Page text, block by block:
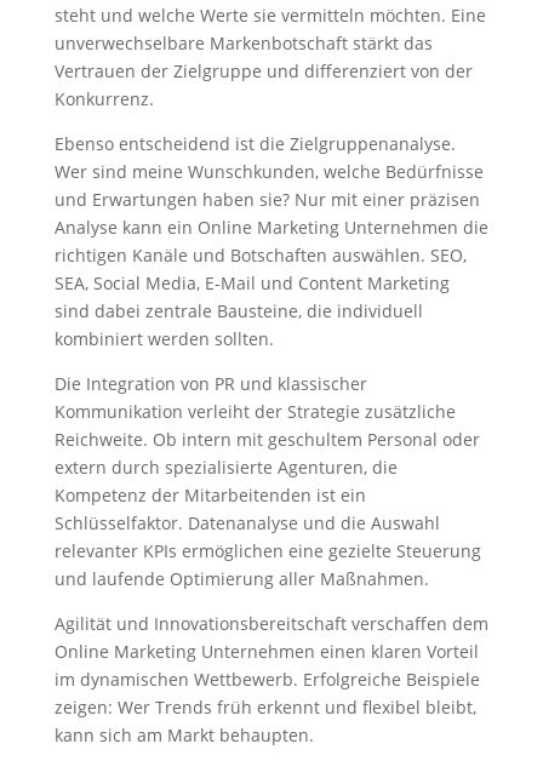
steht und welche Werte sie vermitteln möchten. Eine
unverwechselbare Markenbotschaft stärkt das
Vertrauen der Zielgruppe und differenziert von der
Konkurrenz.
Ebenso entscheidend ist die Zielgruppenanalyse.
Wer sind meine Wunschkunden, welche Bedürfnisse
und Erwartungen haben sie? Nur mit einer präzisen
Analyse kann ein Online Marketing Unternehmen die
richtigen Kanäle und Botschaften auswählen. SEO,
SEA, Social Media, E-Mail und Content Marketing
sind dabei zentrale Bausteine, die individuell
kombiniert werden sollten.
Die Integration von PR und klassischer
Kommunikation verleiht der Strategie zusätzliche
Reichweite. Ob intern mit geschultem Personal oder
extern durch spezialisierte Agenturen, die
Kompetenz der Mitarbeitenden ist ein
Schlüsselfaktor. Datenanalyse und die Auswahl
relevanter KPIs ermöglichen eine gezielte Steuerung
und laufende Optimierung aller Maßnahmen.
Agilität und Innovationsbereitschaft verschaffen dem
Online Marketing Unternehmen einen klaren Vorteil
im dynamischen Wettbewerb. Erfolgreiche Beispiele
zeigen: Wer Trends früh erkennt und flexibel bleibt,
kann sich am Markt behaupten.